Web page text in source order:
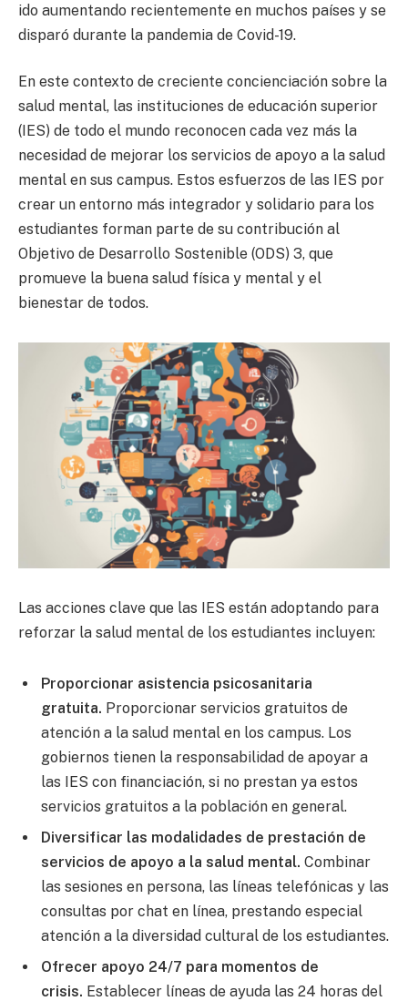
ido aumentando recientemente en muchos países y se
disparó durante la pandemia de Covid-19.
En este contexto de creciente concienciación sobre la
salud mental, las instituciones de educación superior
(IES) de todo el mundo reconocen cada vez más la
necesidad de mejorar los servicios de apoyo a la salud
mental en sus campus. Estos esfuerzos de las IES por
crear un entorno más integrador y solidario para los
estudiantes forman parte de su contribución al
Objetivo de Desarrollo Sostenible (ODS) 3, que
promueve la buena salud física y mental y el
bienestar de todos.
Las acciones clave que las IES están adoptando para
reforzar la salud mental de los estudiantes incluyen:
Proporcionar asistencia psicosanitaria
gratuita. Proporcionar servicios gratuitos de
atención a la salud mental en los campus. Los
gobiernos tienen la responsabilidad de apoyar a
las IES con financiación, si no prestan ya estos
servicios gratuitos a la población en general.
Diversificar las modalidades de prestación de
servicios de apoyo a la salud mental. Combinar
las sesiones en persona, las líneas telefónicas y las
consultas por chat en línea, prestando especial
atención a la diversidad cultural de los estudiantes.
Ofrecer apoyo 24/7 para momentos de
crisis. Establecer líneas de ayuda las 24 horas del